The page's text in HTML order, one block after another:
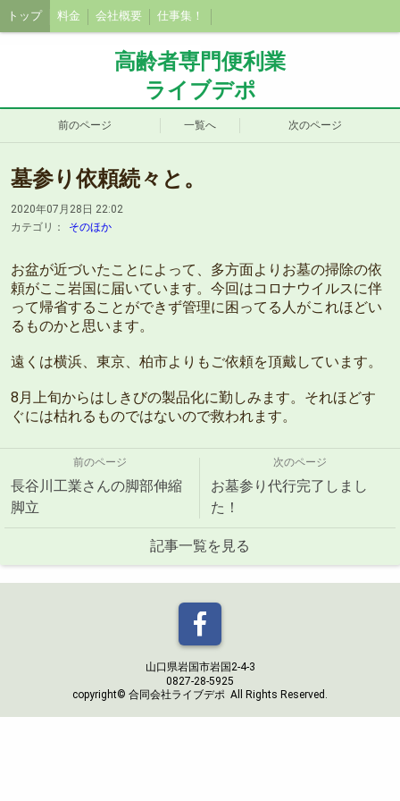
トップ 料金 会社概要 仕事集！
高齢者専門便利業
ライブデポ
前のページ 一覧へ 次のページ
墓参り依頼続々と。
2020年07月28日 22:02
カテゴリ：
そのほか
お盆が近づいたことによって、多方面よりお墓の掃除の依
頼がここ岩国に届いています。今回はコロナウイルスに伴
って帰省することができず管理に困ってる人がこれほどい
るものかと思います。
遠くは横浜、東京、柏市よりもご依頼を頂戴しています。
8月上旬からはしきびの製品化に勤しみます。それほどす
ぐには枯れるものではないので救われます。
前のページ
長谷川工業さんの脚部伸縮
脚立
次のページ
お墓参り代行完了しまし
た！
記事一覧を見る
山口県岩国市岩国2-4-3
0827-28-5925
copyright© 合同会社ライブデポ All Rights Reserved.